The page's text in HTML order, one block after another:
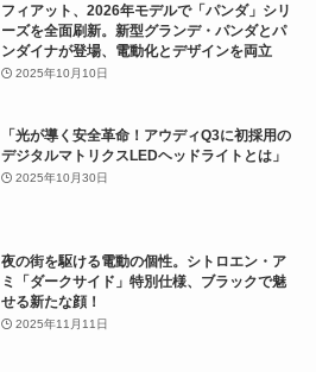
フィアット、2026年モデルで「パンダ」シリ
ーズを全面刷新。新型グランデ・パンダとパ
ンダイナが登場、電動化とデザインを両立
2025年10月10日
「光が導く安全革命！アウディQ3に初採用の
デジタルマトリクスLEDヘッドライトとは」
2025年10月30日
夜の街を駆ける電動の個性。シトロエン・ア
ミ「ダークサイド」特別仕様、ブラックで魅
せる新たな顔！
2025年11月11日